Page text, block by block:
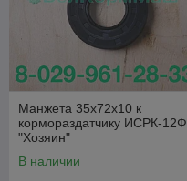
Манжета 35х72х10 к
кормораздатчику ИСРК-12Ф
"Хозяин"
В наличии